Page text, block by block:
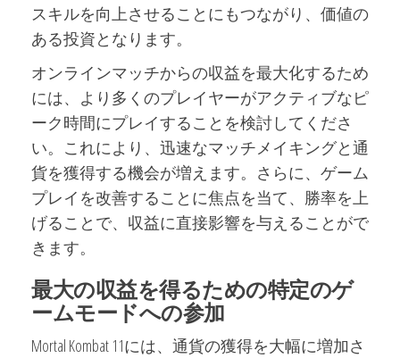
スキルを向上させることにもつながり、価値の
ある投資となります。
オンラインマッチからの収益を最大化するため
には、より多くのプレイヤーがアクティブなピ
ーク時間にプレイすることを検討してくださ
い。これにより、迅速なマッチメイキングと通
貨を獲得する機会が増えます。さらに、ゲーム
プレイを改善することに焦点を当て、勝率を上
げることで、収益に直接影響を与えることがで
きます。
最大の収益を得るための特定のゲ
ームモードへの参加
Mortal Kombat 11には、通貨の獲得を大幅に増加さ